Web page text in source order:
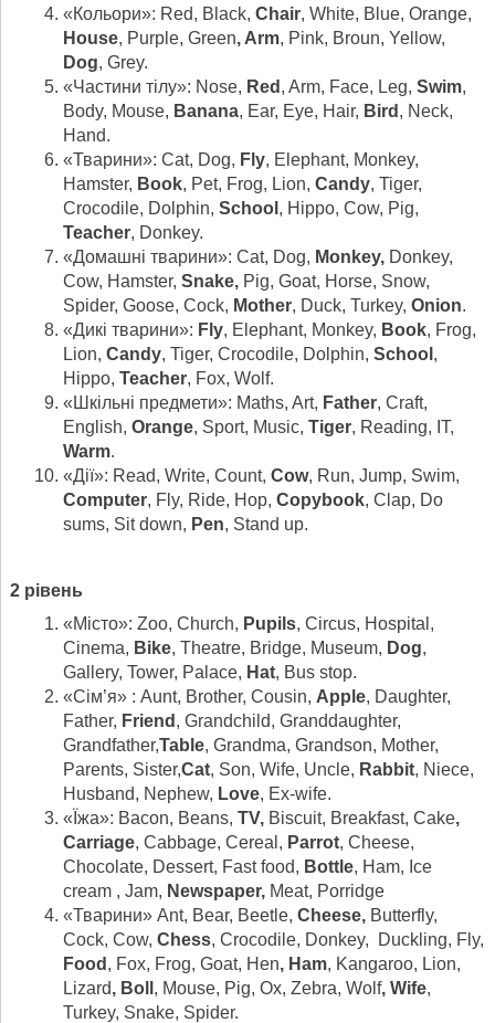
«Кольори»: Red, Black, Chair, White, Blue, Orange,
House, Purple, Green, Arm, Pink, Broun, Yellow,
Dog, Grey.
«Частини тілу»: Nose, Red , Arm, Face, Leg, Swim,
Body, Mouse, Banana, Ear, Eye, Hair, Bird , Neck,
Hand.
«Тварини»: Cat, Dog, Fly, Elephant, Monkey,
Hamster, Book, Pet, Frog, Lion, Candy, Tiger,
Crocodile, Dolphin, School , Hippo, Cow, Pig,
Teacher, Donkey.
«Домашні тварини»: Cat, Dog, Monkey, Donkey,
Cow, Hamster, Snake, Pig, Goat, Horse, Snow,
Spider, Goose, Cock, Mother, Duck, Turkey, Onion.
«Дикі тварини»: Fly, Elephant, Monkey, Book, Frog,
Lion, Candy, Tiger, Crocodile, Dolphin, School ,
Hippo, Teacher, Fox, Wolf.
«Шкільні предмети»: Maths, Art, Father, Craft,
English, Orange, Sport, Music, Tiger, Reading, IT,
Warm.
«Дії»: Read, Write, Count, Cow, Run, Jump, Swim,
Computer, Fly, Ride, Hop, Copybook, Clap, Do
sums, Sit down, Pen, Stand up.
2 рівень
«Місто»: Zoo, Church, Pupils, Circus, Hospital,
Cinema, Bike, Theatre, Bridge, Museum, Dog,
Gallery, Tower, Palace, Hat, Bus stop.
«Сім’я» : Aunt, Brother, Cousin, Apple, Daughter,
Father, Friend , Grandchild, Granddaughter,
Grandfather,Table, Grandma, Grandson, Mother,
Parents, Sister,Cat, Son, Wife, Uncle, Rabbit, Niece,
Husband, Nephew, Love, Ex-wife.
«Їжа»: Bacon, Beans, TV, Biscuit, Breakfast, Cake,
Carriage, Cabbage, Cereal, Parrot, Cheese,
Chocolate, Dessert, Fast food, Bottle, Ham, Ice
cream , Jam, Newspaper, Meat, Porridge
«Тварини» Ant, Bear, Beetle, Cheese, Butterfly,
Cock, Cow, Chess, Crocodile, Donkey, Duckling, Fly,
Food , Fox, Frog, Goat, Hen, Ham, Kangaroo, Lion,
Lizard, Boll , Mouse, Pig, Ox, Zebra, Wolf, Wife,
Turkey, Snake, Spider.